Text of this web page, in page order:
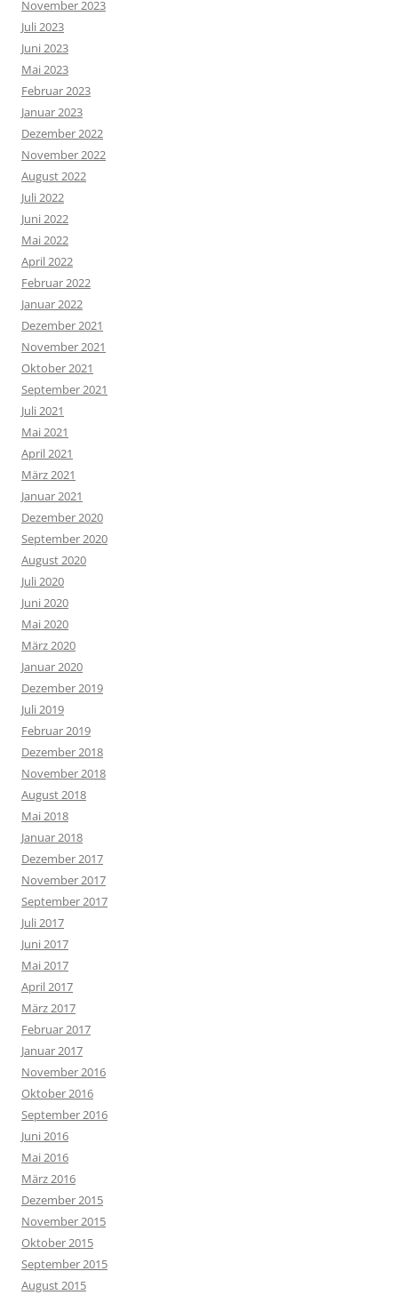
November 2023
Juli 2023
Juni 2023
Mai 2023
Februar 2023
Januar 2023
Dezember 2022
November 2022
August 2022
Juli 2022
Juni 2022
Mai 2022
April 2022
Februar 2022
Januar 2022
Dezember 2021
November 2021
Oktober 2021
September 2021
Juli 2021
Mai 2021
April 2021
März 2021
Januar 2021
Dezember 2020
September 2020
August 2020
Juli 2020
Juni 2020
Mai 2020
März 2020
Januar 2020
Dezember 2019
Juli 2019
Februar 2019
Dezember 2018
November 2018
August 2018
Mai 2018
Januar 2018
Dezember 2017
November 2017
September 2017
Juli 2017
Juni 2017
Mai 2017
April 2017
März 2017
Februar 2017
Januar 2017
November 2016
Oktober 2016
September 2016
Juni 2016
Mai 2016
März 2016
Dezember 2015
November 2015
Oktober 2015
September 2015
August 2015